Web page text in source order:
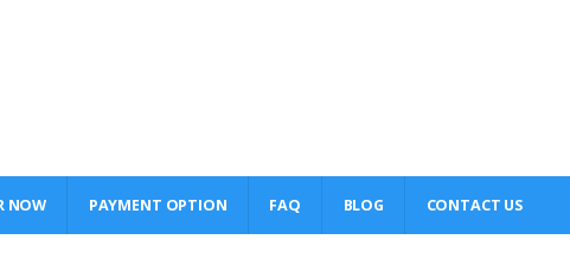
NOW PAYMENT OPTION FAQ BLOG CONTACT US